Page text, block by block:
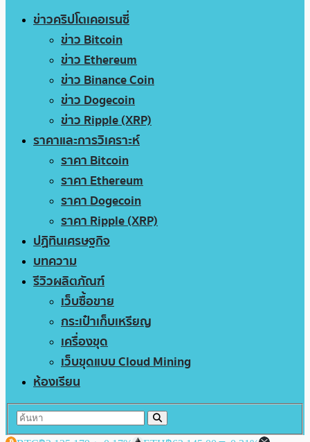
ข่าวคริปโตเคอเรนซี่
ข่าว Bitcoin
ข่าว Ethereum
ข่าว Binance Coin
ข่าว Dogecoin
ข่าว Ripple (XRP)
ราคาและการวิเคราะห์
ราคา Bitcoin
ราคา Ethereum
ราคา Dogecoin
ราคา Ripple (XRP)
ปฏิทินเศรษฐกิจ
บทความ
รีวิวผลิตภัณฑ์
เว็บซื้อขาย
กระเป๋าเก็บเหรียญ
เครื่องขุด
เว็บขุดแบบ Cloud Mining
ห้องเรียน